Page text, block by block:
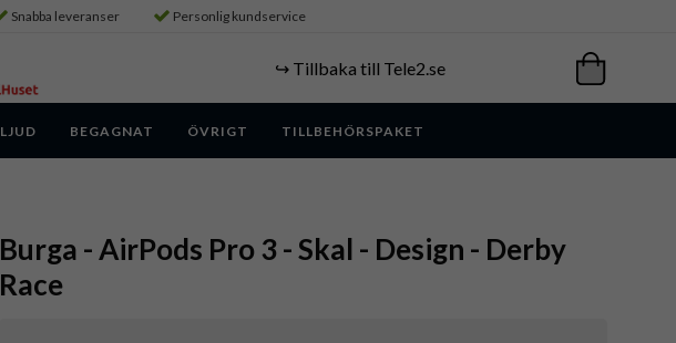
Snabba leveranser Personlig kundservice
↪️ Tillbaka till Tele2.se
LJUD BEGAGNAT ÖVRIGT TILLBEHÖRSPAKET
Burga - AirPods Pro 3 - Skal - Design - Derby
Race